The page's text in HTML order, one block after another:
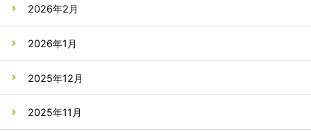
2026年2月
2026年1月
2025年12月
2025年11月